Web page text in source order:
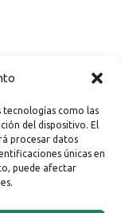
tecnologías como las
del dispositivo. El
procesar datos
únicas en
puede afectar